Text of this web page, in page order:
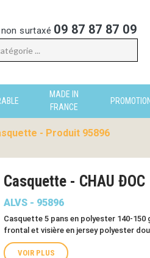
surtaxé 09 87 87 87 09
MADE IN
FRANCE
- Produit 95896
Casquette - CHAU ÐOC
ALVS - 95896
Casquette 5 pans en polyester 140-
frontal et visière en jersey polyester
VOIR PLUS